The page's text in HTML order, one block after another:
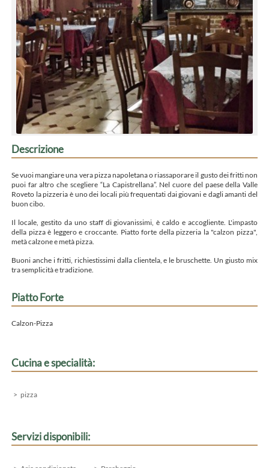
Descrizione
Se vuoi mangiare una vera pizza napoletana o riassaporare il gusto dei fritti non
puoi far altro che scegliere “La Capistrellana”. Nel cuore del paese della Valle
Roveto la pizzeria è uno dei locali più frequentati dai giovani e dagli amanti del
buon cibo.
Il locale, gestito da uno staff di giovanissimi, è caldo e accogliente. L'impasto
della pizza è leggero e croccante. Piatto forte della pizzeria la "calzon pizza",
metà calzone e metà pizza.
Buoni anche i fritti, richiestissimi dalla clientela, e le bruschette. Un giusto mix
tra semplicità e tradizione.
Piatto Forte
Calzon-Pizza
Cucina e specialità:
pizza
Servizi disponibili: